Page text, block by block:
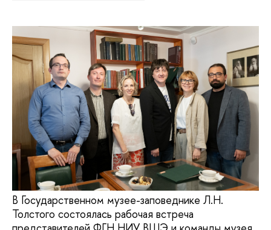
В Государственном музее-заповеднике Л.Н.
Толстого состоялась рабочая встреча